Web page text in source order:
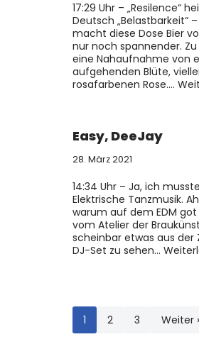
17:29 Uhr – „Resilence“
Deutsch „Belastbarkeit“
macht diese Dose Bier
nur noch spannender.
eine Nahaufnahme von
aufgehenden Blüte,
rosafarbenen Rose.…
Easy, DeeJay
28. März 2021
14:34 Uhr – Ja, ich
Elektrische Tanzmusik.
warum auf dem EDM got
vom Atelier der
scheinbar etwas aus der
DJ-Set zu sehen…
1 2 3 Weiter